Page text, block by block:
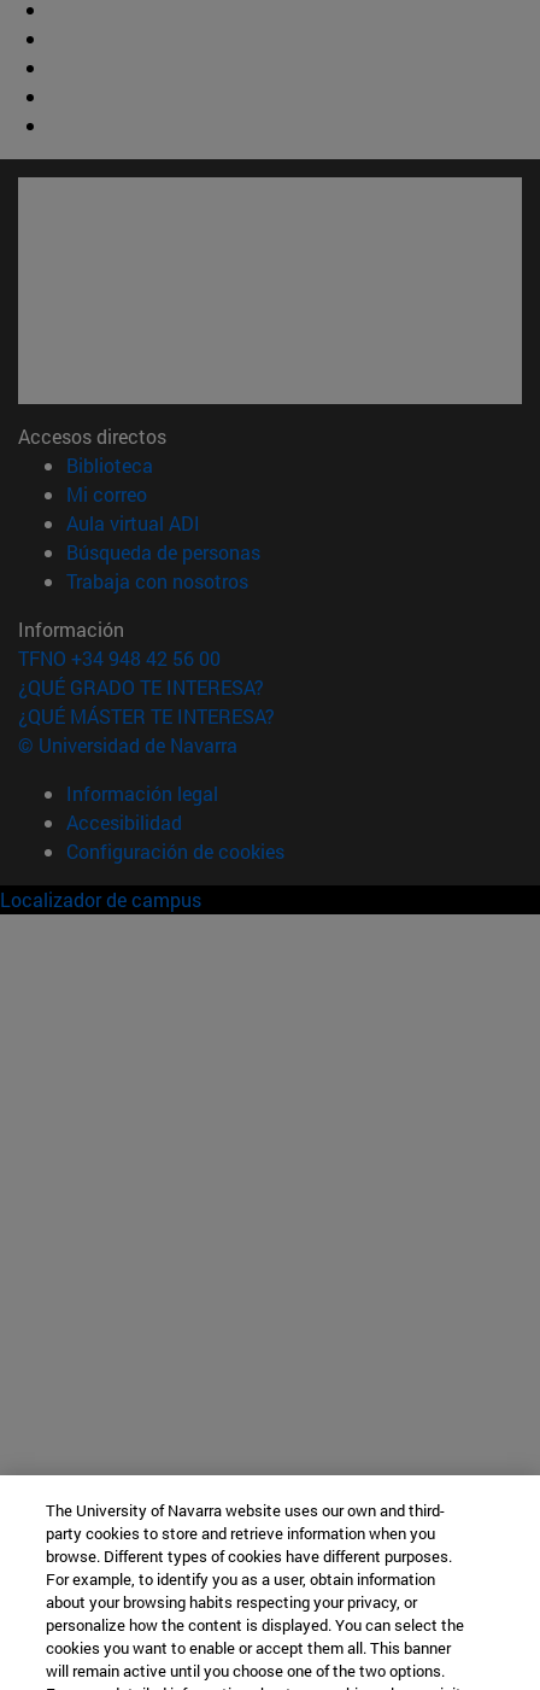
Accesos directos
Biblioteca
Mi correo(abre en nueva ventana)
Aula virtual ADI
Búsqueda de personas(abre en nueva ventana)
Trabaja con nosotros(abre en nueva ventana)
Información
TFNO +34 948 42 56 00
¿QUÉ GRADO TE INTERESA?
¿QUÉ MÁSTER TE INTERESA?
© Universidad de Navarra
Información legal
Accesibilidad
Configuración de cookies
Localizador de campus
The University of Navarra website uses our own and third-
party cookies to store and retrieve information when you
browse. Different types of cookies have different purposes.
For example, to identify you as a user, obtain information
about your browsing habits respecting your privacy, or
personalize how the content is displayed. You can select the
cookies you want to enable or accept them all. This banner
will remain active until you choose one of the two options.